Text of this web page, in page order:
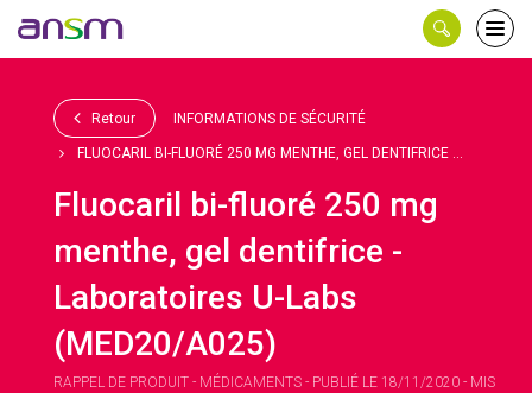
le
Retour INFORMATIONS DE SÉCURITÉ
FLUOCARIL BI-FLUORÉ 250 MG MENTHE, GEL DENTIFRICE ...
Fluocaril bi-fluoré 250 mg
menthe, gel dentifrice -
Laboratoires U-Labs
(MED20/A025)
RAPPEL DE PRODUIT - MÉDICAMENTS - PUBLIÉ LE 18/11/2020 - MIS